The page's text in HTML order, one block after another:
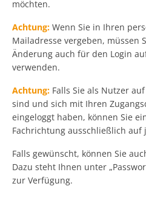
möchten.
Achtung: Wenn Sie in Ihren
Mailadresse vergeben, müssen
Änderung auch für den Login
verwenden.
Achtung: Falls Sie als Nutzer
sind und sich mit Ihren
eingeloggt haben, können Sie
Fachrichtung ausschließlich
Falls gewünscht, können Sie
Dazu steht Ihnen unter
zur Verfügung.